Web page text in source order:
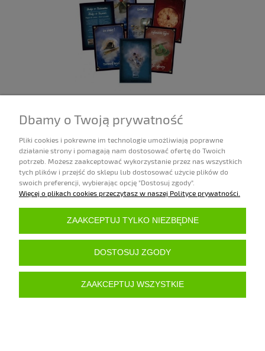
Dostępność:
na zamówienie (zwykle od 7 do 45 dni)
DO KOSZYKA
ZAKUPY
MOJE KONTO
Dbamy o Twoją prywatność
Pliki cookies i pokrewne im technologie umożliwiają poprawne
działanie strony i pomagają nam dostosować ofertę do Twoich
potrzeb. Możesz zaakceptować wykorzystanie przez nas wszystkich
tych plików i przejść do sklepu lub dostosować użycie plików do
swoich preferencji, wybierając opcję "Dostosuj zgody".
Więcej o plikach cookies przeczytasz w naszej Polityce prywatności.
ZAAKCEPTUJ TYLKO NIEZBĘDNE
DOSTOSUJ ZGODY
ZAAKCEPTUJ WSZYSTKIE